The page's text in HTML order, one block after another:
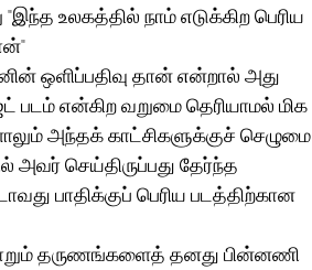
உலகத்தில் நாம் எடுக்கிற பெரிய
ஒளிப்பதிவு தான் என்றால் அது
படம் என்கிற வறுமை தெரியாமல் மிக
அந்தக் காட்சிகளுக்குச் செழுமை
அவர் செய்திருப்பது தேர்ந்த
பாதிக்குப் பெரிய படத்திற்கான
தருணங்களைத் தனது பின்னணி